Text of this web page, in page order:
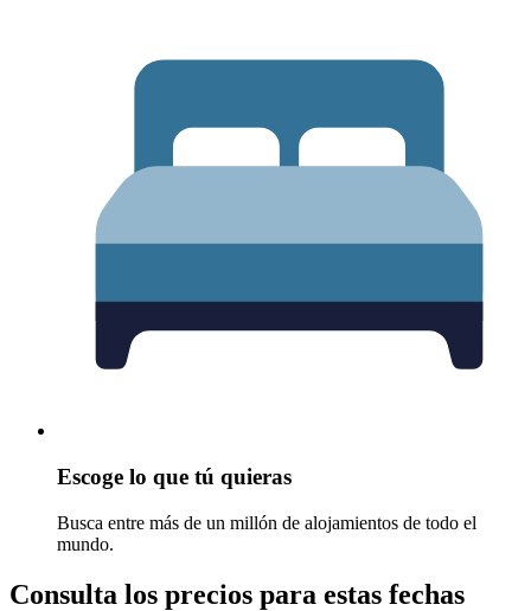
Escoge lo que tú quieras
Busca entre más de un millón de alojamientos de todo el
mundo.
Consulta los precios para estas fechas